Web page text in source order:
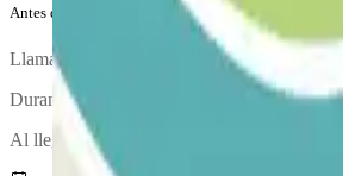
Antes de tu viaje
Llama al parking aproximadamente 20
Durante la llamada, una persona te
Al llegar, se realizará una inspección de tu